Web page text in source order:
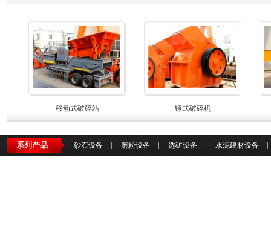
移动式破碎站 锤式破碎机
系列产品 砂石设备 磨粉设备 选矿设备 水泥建材设备